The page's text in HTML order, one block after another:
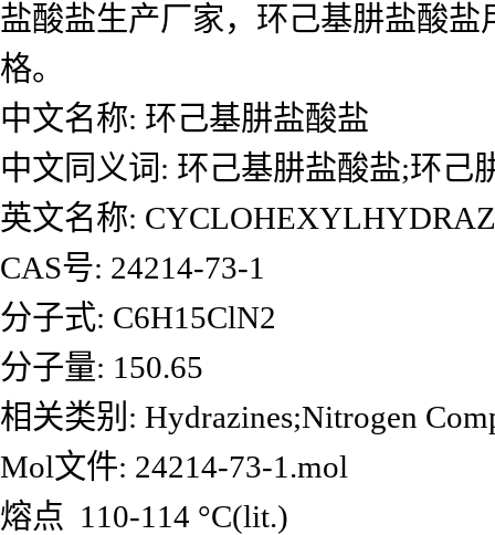
盐酸盐生产厂家，环己基肼盐酸
格。
中文名称: 环己基肼盐酸盐
中文同义词: 环己基肼盐酸盐;环己
英文名称:
CAS号: 24214-73-1
分子式: C6H15ClN2
分子量: 150.65
相关类别: Hydrazines;Nitrogen
Mol文件: 24214-73-1.mol
熔点 110-114 °C(lit.)